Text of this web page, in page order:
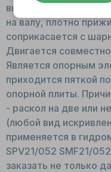
высокопрочная
на валу, плотно
соприкасается с
Двигается
Является опорным
приходится пяткой
опорной плиты.
- раскол на две или
(любой вид
применяется в
SPV21/052 SMF21/
заказать не только